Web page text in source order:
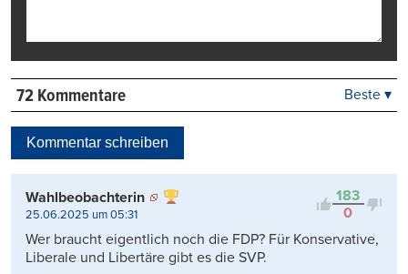
72 Kommentare
Kontrovers
Beste ▾
Kommentar schreiben
183
0
Wahlbeobachterin
25.06.2025 um 05:31
Wer braucht eigentlich noch die FDP? Für Konservative,
Liberale und Libertäre gibt es die SVP.